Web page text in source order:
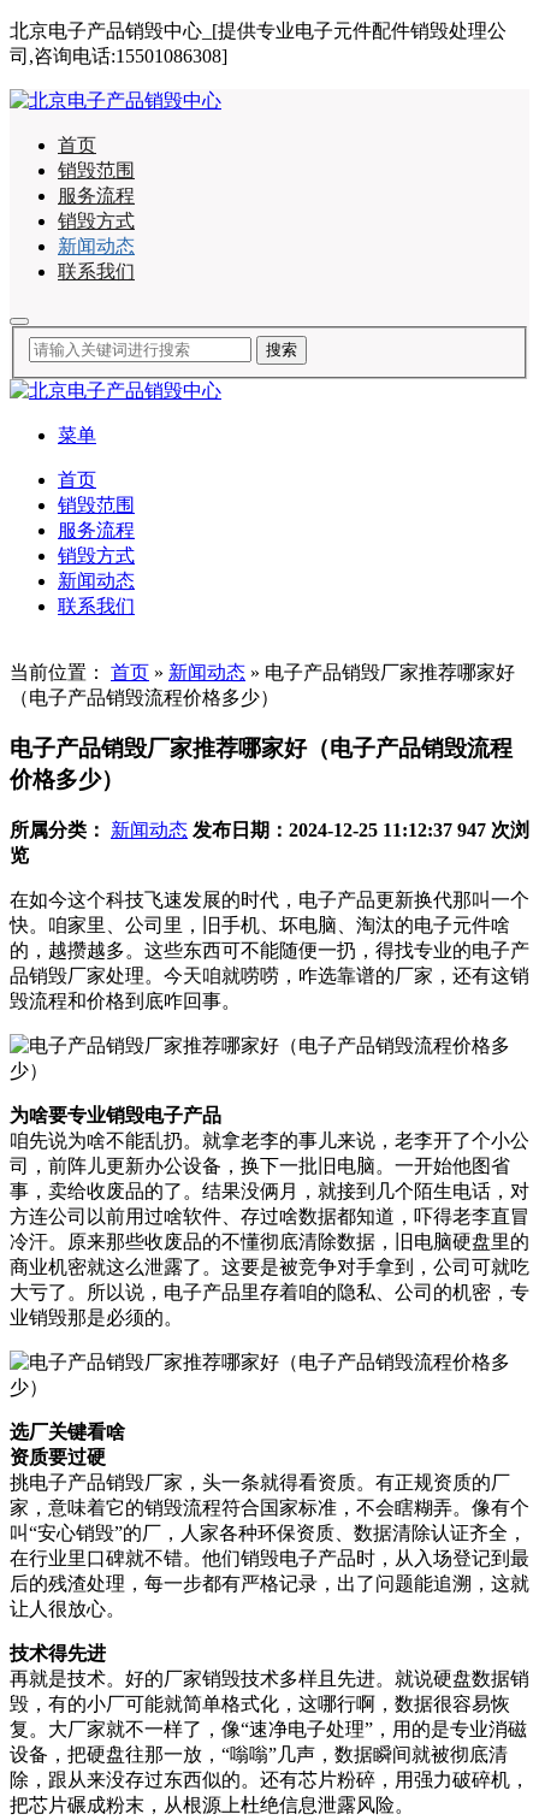
北京电子产品销毁中心_[提供专业电子元件配件销毁处理公
司,咨询电话:15501086308]
首页
销毁范围
服务流程
销毁方式
新闻动态
联系我们
菜单
首页
销毁范围
服务流程
销毁方式
新闻动态
联系我们
当前位置： 首页 » 新闻动态 » 电子产品销毁厂家推荐哪家好
（电子产品销毁流程价格多少）
电子产品销毁厂家推荐哪家好（电子产品销毁流程
价格多少）
所属分类： 新闻动态 发布日期：2024-12-25 11:12:37 947 次浏
览
在如今这个科技飞速发展的时代，电子产品更新换代那叫一个
快。咱家里、公司里，旧手机、坏电脑、淘汰的电子元件啥
的，越攒越多。这些东西可不能随便一扔，得找专业的电子产
品销毁厂家处理。今天咱就唠唠，咋选靠谱的厂家，还有这销
毁流程和价格到底咋回事。
为啥要专业销毁电子产品
咱先说为啥不能乱扔。就拿老李的事儿来说，老李开了个小公
司，前阵儿更新办公设备，换下一批旧电脑。一开始他图省
事，卖给收废品的了。结果没俩月，就接到几个陌生电话，对
方连公司以前用过啥软件、存过啥数据都知道，吓得老李直冒
冷汗。原来那些收废品的不懂彻底清除数据，旧电脑硬盘里的
商业机密就这么泄露了。这要是被竞争对手拿到，公司可就吃
大亏了。所以说，电子产品里存着咱的隐私、公司的机密，专
业销毁那是必须的。
选厂关键看啥
资质要过硬
挑电子产品销毁厂家，头一条就得看资质。有正规资质的厂
家，意味着它的销毁流程符合国家标准，不会瞎糊弄。像有个
叫“安心销毁”的厂，人家各种环保资质、数据清除认证齐全，
在行业里口碑就不错。他们销毁电子产品时，从入场登记到最
后的残渣处理，每一步都有严格记录，出了问题能追溯，这就
让人很放心。
技术得先进
再就是技术。好的厂家销毁技术多样且先进。就说硬盘数据销
毁，有的小厂可能就简单格式化，这哪行啊，数据很容易恢
复。大厂家就不一样了，像“速净电子处理”，用的是专业消磁
设备，把硬盘往那一放，“嗡嗡”几声，数据瞬间就被彻底清
除，跟从来没存过东西似的。还有芯片粉碎，用强力破碎机，
把芯片碾成粉末，从根源上杜绝信息泄露风险。